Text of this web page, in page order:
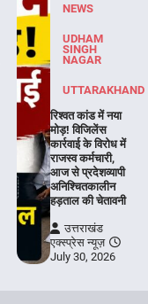
NEWS
UDHAM
SINGH
NAGAR
UTTARAKHAND
रिश्वत कांड में नया
मोड़! विजिलेंस
कार्रवाई के विरोध में
राजस्व कर्मचारी,
आज से प्रदेशव्यापी
अनिश्चितकालीन
हड़ताल की चेतावनी
उत्तराखंड
एक्स्प्रेस न्यूज़
July 30, 2026